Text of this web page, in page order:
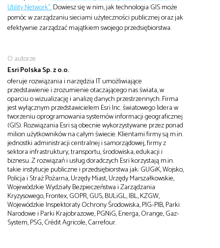
Utility Network”.Dowiesz się w nim, jak technologia GIS może
pomóc w zarządzaniu sieciami użyteczności publicznej oraz jak
efektywnie zarządzać majątkiem swojego przedsiębiorstwa.
O autorze
Esri Polska Sp. z o.o.
oferuje rozwiązania i narzędzia IT umożliwiające
przedstawienie i zrozumienie otaczającego nas świata, w
oparciu o wizualizację i analizę danych przestrzennych. Firma
jest wyłącznym przedstawicielem Esri Inc. światowego lidera w
tworzeniu oprogramowania systemów informacji geograficznej
(GIS). Rozwiązania Esri są obecnie wykorzystywane przez ponad
milion użytkowników na całym świecie. Klientami firmy są m.in.
jednostki administracji centralnej i samorządowej, firmy z
sektora infrastruktury, transportu, środowiska, edukacji i
biznesu. Z rozwiązań i usług doradczych Esri korzystają m.in.
takie instytucje publiczne i przedsiębiorstwa jak: GUGiK, Wojsko,
Policja i Straż Pożarna, Urzędy Miast, Urzędy Marszałkowskie,
Wojewódzkie Wydziały Bezpieczeństwa i Zarządzania
Kryzysowego, Frontex, GOPR, GUS, BULiGL, IBL, KZGW,
Wojewódzkie Inspektoraty Ochrony Środowiska, PIG-PIB, Parki
Narodowe i Parki Krajobrazowe, PGNiG, Energa, Orange, Gaz-
System, PSG, Crédit Agricole, Carrefour.